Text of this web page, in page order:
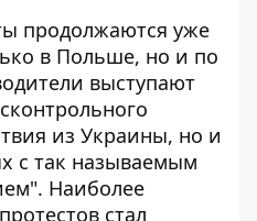
продолжаются уже
в Польше, но и по
выступают
из Украины, но и
с так называемым
Наиболее
стал